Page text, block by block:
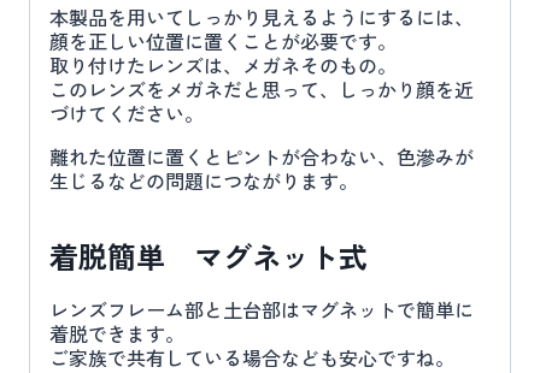
本製品を用いてしっかり見えるようにするには、
顔を正しい位置に置くことが必要です。
取り付けたレンズは、メガネそのもの。
このレンズをメガネだと思って、しっかり顔を近
づけてください。
離れた位置に置くとピントが合わない、色滲みが
生じるなどの問題につながります。
着脱簡単 マグネット式
レンズフレーム部と土台部はマグネットで簡単に
着脱できます。
ご家族で共有している場合なども安心ですね。